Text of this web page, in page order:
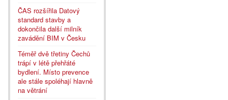
ČAS rozšířila Datový
standard stavby a
dokončila další milník
zavádění BIM v Česku
Téměř dvě třetiny Čechů
trápí v létě přehřáté
bydlení. Místo prevence
ale stále spoléhají hlavně
na větrání